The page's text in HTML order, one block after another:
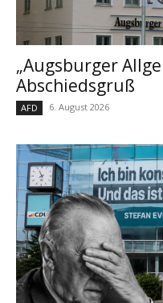
„Augsburger
Abschiedsgruß
AFD 6. August 2026